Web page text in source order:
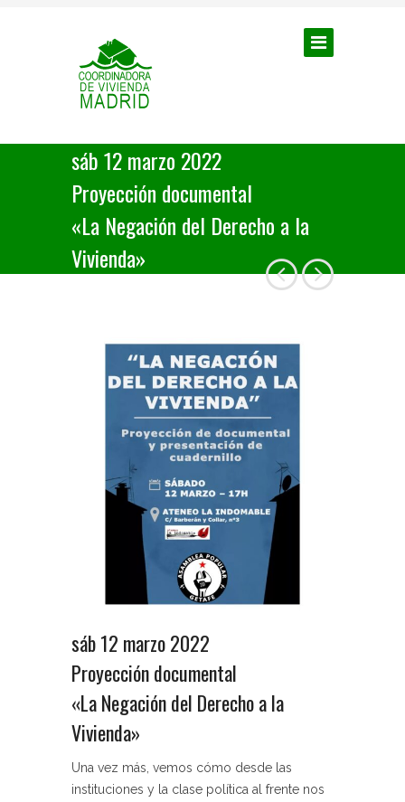
sáb 12 marzo 2022
Proyección documental
«La Negación del Derecho a la
Vivienda»
sáb 12 marzo 2022
Proyección documental
«La Negación del Derecho a la
Vivienda»
Una vez más, vemos cómo desde las
instituciones y la clase política al frente nos